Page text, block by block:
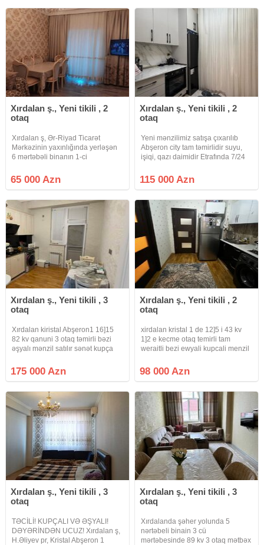
sənədi
Xırdalan ş., Yeni tikili , 2
otaq
Xırdalan ş, Ər-Riyad Ticarət
Mərkəzinin yaxınlığında yerləşən
6 mərtəbəli binanın 1-ci
otaqlı əla təmirli mənzil satılır.
Mənzil yerdən kifayət qədər
65 000 Azn
Xırdalan ş., Yeni tikili , 2
otaq
Yeni mənzilimiz satışa çıxarılıb
Abşeron city tam təmirlidir suyu,
işiqi, qazı daimidir Etrafında 7/24
Bütün iaşə obyektlerinə yaxındır. 2
otağa düzəlmədir ümumi sahesi
115 000 Azn
Xırdalan ş., Yeni tikili , 3
otaq
Xırdalan kiristal Abşeron1 16]15
82 kv qanuni 3 otaq təmirli bəzi
əşyalı mənzil satılır sənət kupça
175 000 Azn
Xırdalan ş., Yeni tikili , 2
otaq
xirdalan kristal 1 de 12]5 i 43 kv
1]2 e kecme otaq temirli tam
weraitli bezi ewyali kupcali menzil
98 000 Azn
Xırdalan ş., Yeni tikili , 3
otaq
TƏCİLİ! KUPÇALI VƏ ƏŞYALI!
DƏYƏRİNDƏN UCUZ! Xırdalan ş,
H.Əliyev pr, Kristal Abşeron 1
Xırdalan ş., Yeni tikili , 3
otaq
Xırdalanda şəher yolunda 5
nərtəbeli binain 3 cü
mərtəbesinde 89 kv 3 otaq mətbəx